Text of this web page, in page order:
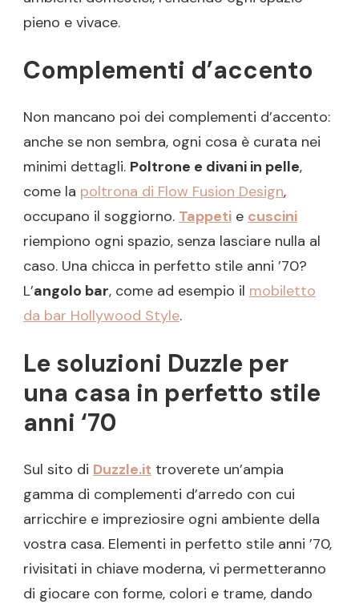
pieno e vivace.
Complementi d’accento
Non mancano poi dei complementi d’accento:
anche se non sembra, ogni cosa è curata nei
minimi dettagli. Poltrone e divani in pelle,
come la poltrona di Flow Fusion Design,
occupano il soggiorno. Tappeti e cuscini
riempiono ogni spazio, senza lasciare nulla al
caso. Una chicca in perfetto stile anni ’70?
L’angolo bar, come ad esempio il mobiletto
da bar Hollywood Style.
Le soluzioni Duzzle per
una casa in perfetto stile
anni ‘70
Sul sito di Duzzle.it troverete un’ampia
gamma di complementi d’arredo con cui
arricchire e impreziosire ogni ambiente della
vostra casa. Elementi in perfetto stile anni ’70,
rivisitati in chiave moderna, vi permetteranno
di giocare con forme, colori e trame, dando